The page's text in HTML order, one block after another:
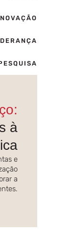
à
e
a